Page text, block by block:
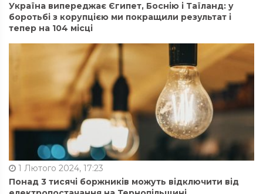
Україна випереджає Єгипет, Боснію і Таїланд: у
боротьбі з корупцією ми покращили результат і
тепер на 104 місці
1 Лютого 2024, 17:23
Понад 3 тисячі боржників можуть відключити від